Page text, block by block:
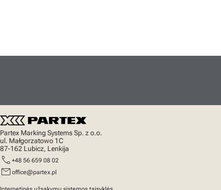
Partex Marking Systems Sp. z o.o.
ul. Małgorzatowo 1C
87-162 Lubicz, Lenkija
call +48 56 659 08 02
mail office@partex.pl